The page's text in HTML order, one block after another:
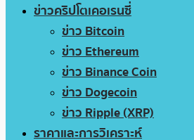
ข่าวคริปโตเคอเรนซี่
ข่าว Bitcoin
ข่าว Ethereum
ข่าว Binance Coin
ข่าว Dogecoin
ข่าว Ripple (XRP)
ราคาและการวิเคราะห์